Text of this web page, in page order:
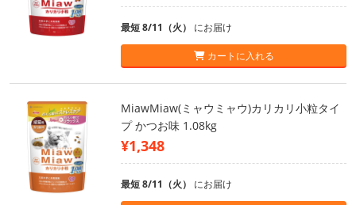
最短 8/11（火） にお届け
カートに入れる
MiawMiaw(ミャウミャウ)カリカリ小粒タイ
プ かつお味 1.08kg
¥1,348
最短 8/11（火） にお届け